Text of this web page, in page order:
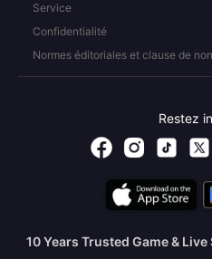
Service
Confidentialité
Normes éditoriales et clause de
Restez
10 Years Trusted Game &